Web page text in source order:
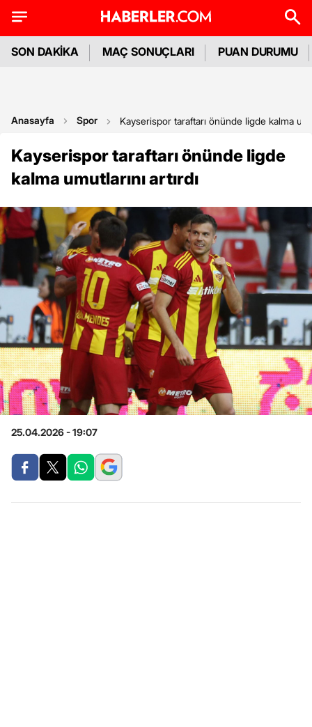
SON DAKİKA MAÇ SONUÇLARI PUAN DURUMU
Anasayfa Spor Kayserispor taraftarı önünde ligde kalma
Kayserispor taraftarı önünde ligde
kalma umutlarını artırdı
25.04.2026 - 19:07